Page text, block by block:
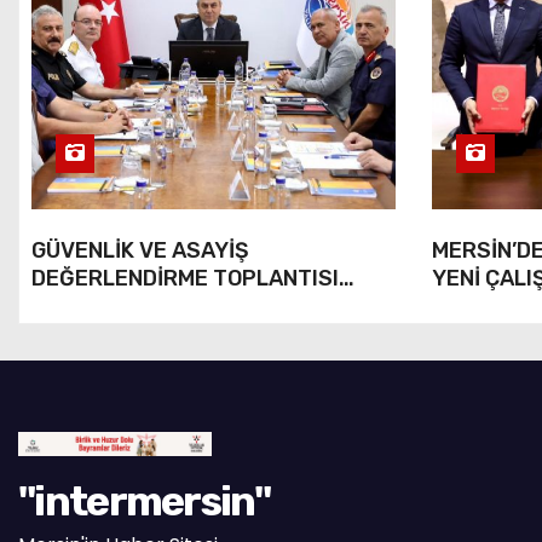
GÜVENLİK VE ASAYİŞ
DEĞERLENDİRME TOPLANTISI
YENİ
"intermersin"